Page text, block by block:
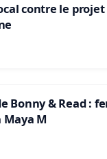
contre le
Bonny & Read :
Maya M